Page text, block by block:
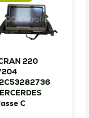
220
C